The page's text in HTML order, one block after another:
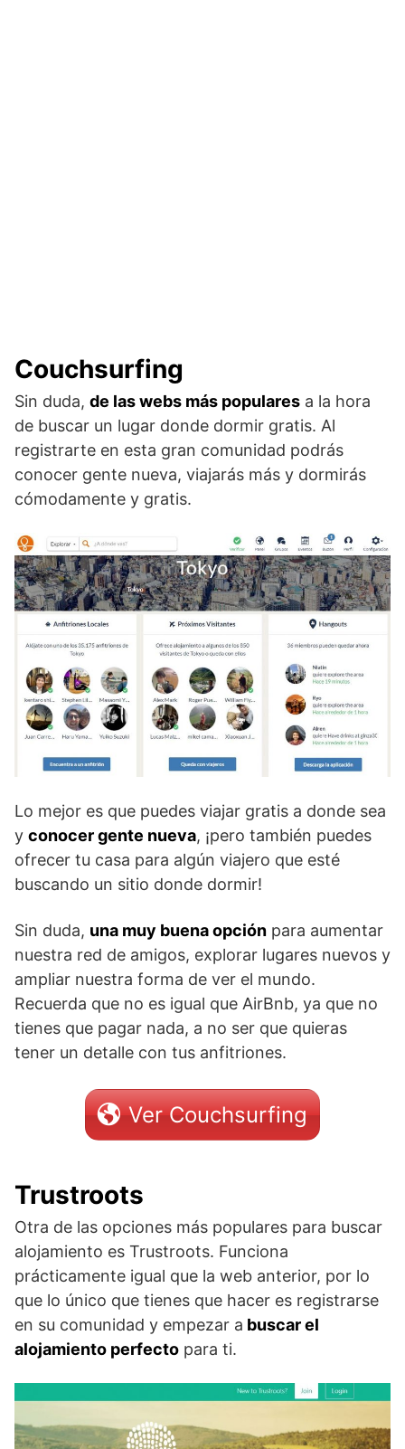
Couchsurfing
Sin duda, de las webs más populares a la hora
de buscar un lugar donde dormir gratis. Al
registrarte en esta gran comunidad podrás
conocer gente nueva, viajarás más y dormirás
cómodamente y gratis.
Lo mejor es que puedes viajar gratis a donde sea
y conocer gente nueva, ¡pero también puedes
ofrecer tu casa para algún viajero que esté
buscando un sitio donde dormir!
Sin duda, una muy buena opción para aumentar
nuestra red de amigos, explorar lugares nuevos y
ampliar nuestra forma de ver el mundo.
Recuerda que no es igual que AirBnb, ya que no
tienes que pagar nada, a no ser que quieras
tener un detalle con tus anfitriones.
Ver Couchsurfing
Trustroots
Otra de las opciones más populares para buscar
alojamiento es Trustroots. Funciona
prácticamente igual que la web anterior, por lo
que lo único que tienes que hacer es registrarse
en su comunidad y empezar a buscar el
alojamiento perfecto para ti.